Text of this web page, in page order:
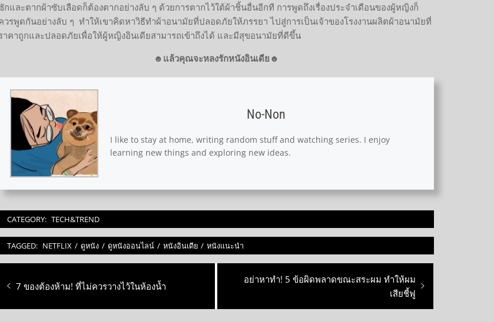
กและตากผ้าซับเลือดก็ต้องตากอย่างลับ ๆ ด้วยการตากไว้ใต้ผ้าชิ้นอื่นอีกที การพูดถึงเรื่องประจำเดือนของผู้หญิงก็
วรพูดกันอย่างลับ ๆ ทำให้เขาคิดหาวิธีทำผ้าอนามัยที่ปลอดภัยให้ภรรยา ไปสู่การเป็นเจ้าของโรงงานผลิตผ้าอนามัยที่
าคาถูกและปลอดภัยเพื่อให้ผู้หญิงอินเดียสามารถเข้าถึงได้ และมีสุขอนามัยที่ดีขึ้น
☻แล้วคุณจะหลงรักหนังอินเดีย☻
No-Non
I like to stay at home, writing random stuff and watching series. I enjoy
learning new things and exploring new ideas.
CATEGORY: TECH&TREND
TAGGED: NETFLIX / ดูหนัง / ดูหนังออนไลน์ / หนังอินเดีย / หนังแนะนำ
navigation
Previous
7 ของต้องห้าม! ที่ไม่ควรวางไว้ในห้องน้ำ
Next
อย่าหาทำ! 5 ข้อผิดพลาดขณะสระผม ทำให้ผม
เสียชี้ฟู